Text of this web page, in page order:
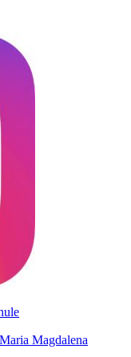
Magdalena